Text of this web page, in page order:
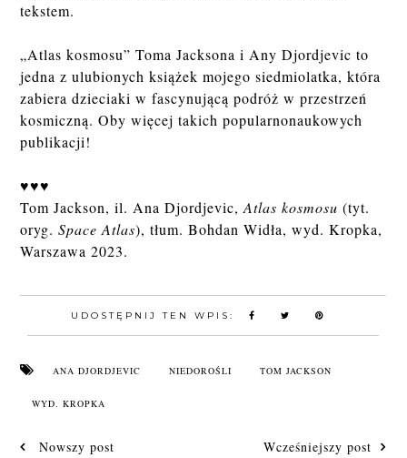
tekstem.
„Atlas kosmosu” Toma Jacksona i Any Djordjevic to
jedna z ulubionych książek mojego siedmiolatka, która
zabiera dzieciaki w fascynującą podróż w przestrzeń
kosmiczną. Oby więcej takich popularnonaukowych
publikacji!
♥♥♥
Tom Jackson, il. Ana Djordjevic,Atlas kosmosu (tyt.
oryg.Space Atlas), tłum. Bohdan Widła, wyd. Kropka,
Warszawa 2023.
UDOSTĘPNIJ TEN WPIS:
ANA DJORDJEVIC NIEDOROŚLI TOM JACKSON
WYD. KROPKA
Nowszy post Wcześniejszy post